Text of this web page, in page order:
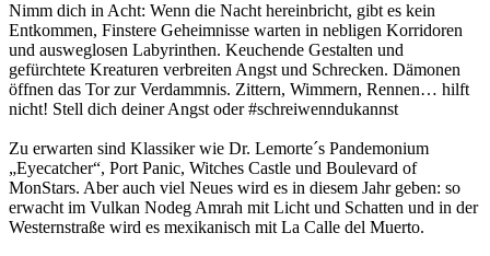
Nimm dich in Acht: Wenn die Nacht hereinbricht, gibt es kein
Entkommen, Finstere Geheimnisse warten in nebligen Korridoren
und ausweglosen Labyrinthen. Keuchende Gestalten und
gefürchtete Kreaturen verbreiten Angst und Schrecken. Dämonen
öffnen das Tor zur Verdammnis. Zittern, Wimmern, Rennen… hilft
nicht! Stell dich deiner Angst oder #schreiwenndukannst
Zu erwarten sind Klassiker wie Dr. Lemorte´s Pandemonium
„Eyecatcher“, Port Panic, Witches Castle und Boulevard of
MonStars. Aber auch viel Neues wird es in diesem Jahr geben: so
erwacht im Vulkan Nodeg Amrah mit Licht und Schatten und in der
Westernstraße wird es mexikanisch mit La Calle del Muerto.